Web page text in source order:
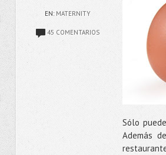
EN: MATERNITY
45 COMENTARIOS
Sólo
Además